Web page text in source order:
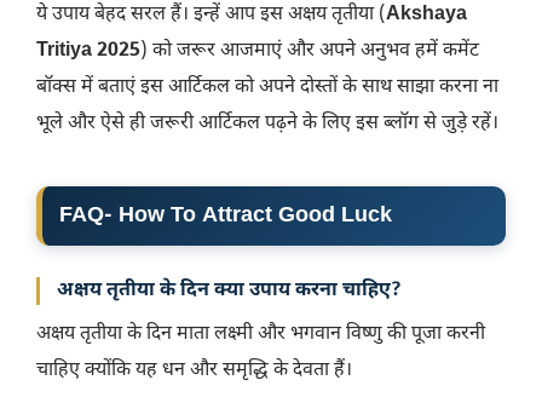
ये उपाय बेहद सरल हैं। इन्हें आप इस अक्षय तृतीया (Akshaya
Tritiya 2025) को जरूर आजमाएं और अपने अनुभव हमें कमेंट
बॉक्स में बताएं इस आर्टिकल को अपने दोस्तों के साथ साझा करना ना
भूले और ऐसे ही जरूरी आर्टिकल पढ़ने के लिए इस ब्लॉग से जुड़े रहें।
FAQ- How To Attract Good Luck
अक्षय तृतीया के दिन क्या उपाय करना चाहिए?
अक्षय तृतीया के दिन माता लक्ष्मी और भगवान विष्णु की पूजा करनी
चाहिए क्योंकि यह धन और समृद्धि के देवता हैं।